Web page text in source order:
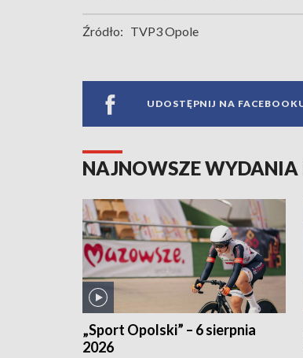
Źródło: TVP3 Opole
UDOSTĘPNIJ NA
NAJNOWSZE
„Sport Opolski” – 6 sierpnia
2026